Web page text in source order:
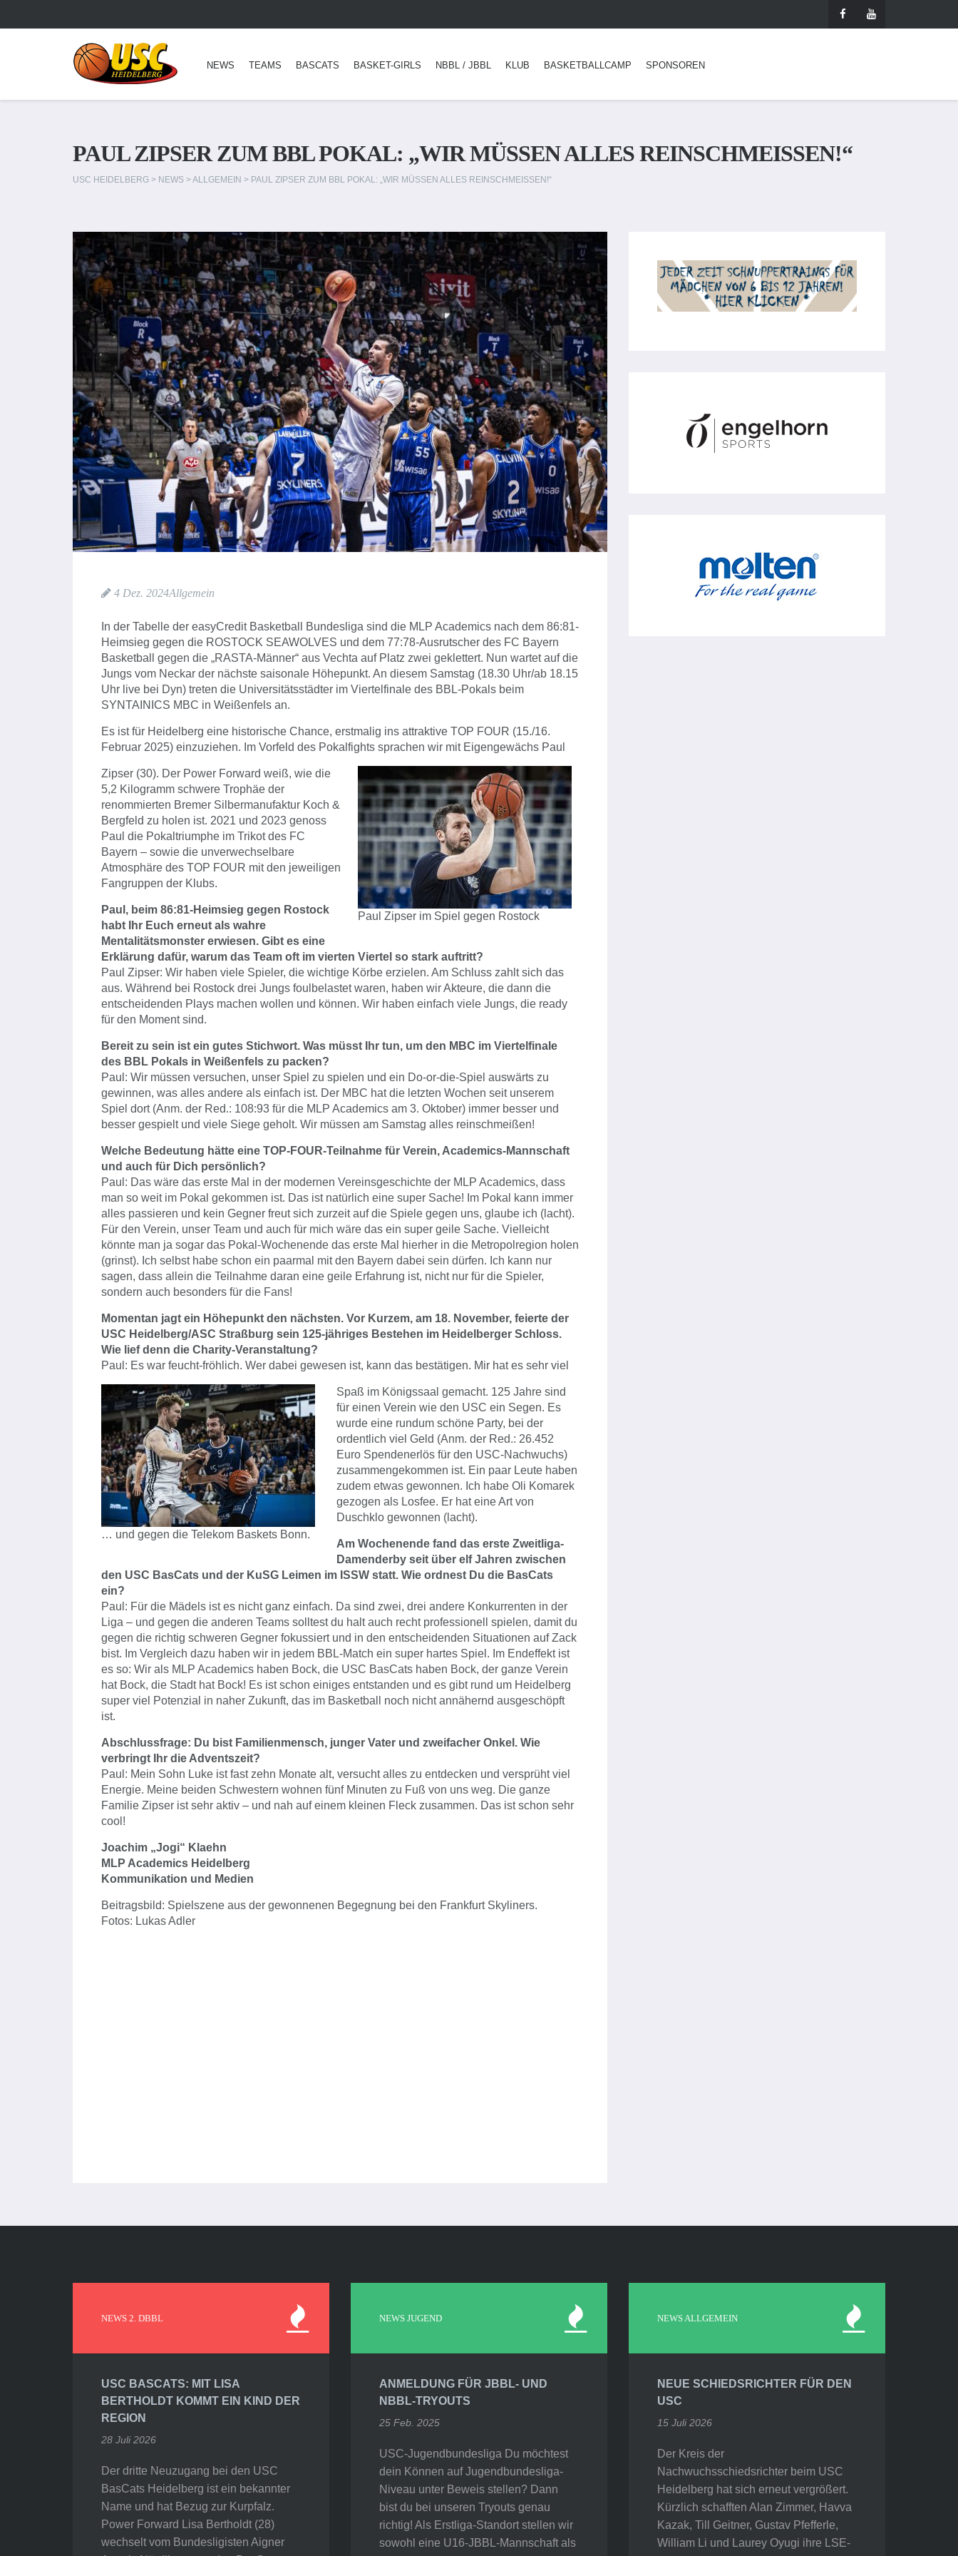
NEWS TEAMS BASCATS BASKET-GIRLS NBBL / JBBL KLUB BASKETBALLCAMP SPONSOREN
PAUL ZIPSER ZUM BBL POKAL: „WIR MÜSSEN ALLES REINSCHMEISSEN!“
USC HEIDELBERG > NEWS >ALLGEMEIN > PAUL ZIPSER ZUM BBL POKAL: „WIR MÜSSEN ALLES REINSCHMEISSEN!“
4 Dez. 2024Allgemein
In der Tabelle der easyCredit Basketball Bundesliga sind die MLP Academics nach dem 86:81-
Heimsieg gegen die ROSTOCK SEAWOLVES und dem 77:78-Ausrutscher des FC Bayern
Basketball gegen die „RASTA-Männer“ aus Vechta auf Platz zwei geklettert. Nun wartet auf die
Jungs vom Neckar der nächste saisonale Höhepunkt. An diesem Samstag (18.30 Uhr/ab 18.15
Uhr live bei Dyn) treten die Universitätsstädter im Viertelfinale des BBL-Pokals beim
SYNTAINICS MBC in Weißenfels an.
Es ist für Heidelberg eine historische Chance, erstmalig ins attraktive TOP FOUR (15./16.
Februar 2025) einzuziehen. Im Vorfeld des Pokalfights sprachen wir mit Eigengewächs Paul
Paul Zipser im Spiel gegen Rostock
Zipser (30). Der Power Forward weiß, wie die
5,2 Kilogramm schwere Trophäe der
renommierten Bremer Silbermanufaktur Koch &
Bergfeld zu holen ist. 2021 und 2023 genoss
Paul die Pokaltriumphe im Trikot des FC
Bayern – sowie die unverwechselbare
Atmosphäre des TOP FOUR mit den jeweiligen
Fangruppen der Klubs.
Paul, beim 86:81-Heimsieg gegen Rostock
habt Ihr Euch erneut als wahre
Mentalitätsmonster erwiesen. Gibt es eine
Erklärung dafür, warum das Team oft im vierten Viertel so stark auftritt?
Paul Zipser: Wir haben viele Spieler, die wichtige Körbe erzielen. Am Schluss zahlt sich das
aus. Während bei Rostock drei Jungs foulbelastet waren, haben wir Akteure, die dann die
entscheidenden Plays machen wollen und können. Wir haben einfach viele Jungs, die ready
für den Moment sind.
Bereit zu sein ist ein gutes Stichwort. Was müsst Ihr tun, um den MBC im Viertelfinale
des BBL Pokals in Weißenfels zu packen?
Paul: Wir müssen versuchen, unser Spiel zu spielen und ein Do-or-die-Spiel auswärts zu
gewinnen, was alles andere als einfach ist. Der MBC hat die letzten Wochen seit unserem
Spiel dort (Anm. der Red.: 108:93 für die MLP Academics am 3. Oktober) immer besser und
besser gespielt und viele Siege geholt. Wir müssen am Samstag alles reinschmeißen!
Welche Bedeutung hätte eine TOP-FOUR-Teilnahme für Verein, Academics-Mannschaft
und auch für Dich persönlich?
Paul: Das wäre das erste Mal in der modernen Vereinsgeschichte der MLP Academics, dass
man so weit im Pokal gekommen ist. Das ist natürlich eine super Sache! Im Pokal kann immer
alles passieren und kein Gegner freut sich zurzeit auf die Spiele gegen uns, glaube ich (lacht).
Für den Verein, unser Team und auch für mich wäre das ein super geile Sache. Vielleicht
könnte man ja sogar das Pokal-Wochenende das erste Mal hierher in die Metropolregion holen
(grinst). Ich selbst habe schon ein paarmal mit den Bayern dabei sein dürfen. Ich kann nur
sagen, dass allein die Teilnahme daran eine geile Erfahrung ist, nicht nur für die Spieler,
sondern auch besonders für die Fans!
Momentan jagt ein Höhepunkt den nächsten. Vor Kurzem, am 18. November, feierte der
USC Heidelberg/ASC Straßburg sein 125-jähriges Bestehen im Heidelberger Schloss.
Wie lief denn die Charity-Veranstaltung?
Paul: Es war feucht-fröhlich. Wer dabei gewesen ist, kann das bestätigen. Mir hat es sehr viel
… und gegen die Telekom Baskets Bonn.
Spaß im Königssaal gemacht. 125 Jahre sind
für einen Verein wie den USC ein Segen. Es
wurde eine rundum schöne Party, bei der
ordentlich viel Geld (Anm. der Red.: 26.452
Euro Spendenerlös für den USC-Nachwuchs)
zusammengekommen ist. Ein paar Leute haben
zudem etwas gewonnen. Ich habe Oli Komarek
gezogen als Losfee. Er hat eine Art von
Duschklo gewonnen (lacht).
Am Wochenende fand das erste Zweitliga-
Damenderby seit über elf Jahren zwischen
den USC BasCats und der KuSG Leimen im ISSW statt. Wie ordnest Du die BasCats
ein?
Paul: Für die Mädels ist es nicht ganz einfach. Da sind zwei, drei andere Konkurrenten in der
Liga – und gegen die anderen Teams solltest du halt auch recht professionell spielen, damit du
gegen die richtig schweren Gegner fokussiert und in den entscheidenden Situationen auf Zack
bist. Im Vergleich dazu haben wir in jedem BBL-Match ein super hartes Spiel. Im Endeffekt ist
es so: Wir als MLP Academics haben Bock, die USC BasCats haben Bock, der ganze Verein
hat Bock, die Stadt hat Bock! Es ist schon einiges entstanden und es gibt rund um Heidelberg
super viel Potenzial in naher Zukunft, das im Basketball noch nicht annähernd ausgeschöpft
ist.
Abschlussfrage: Du bist Familienmensch, junger Vater und zweifacher Onkel. Wie
verbringt Ihr die Adventszeit?
Paul: Mein Sohn Luke ist fast zehn Monate alt, versucht alles zu entdecken und versprüht viel
Energie. Meine beiden Schwestern wohnen fünf Minuten zu Fuß von uns weg. Die ganze
Familie Zipser ist sehr aktiv – und nah auf einem kleinen Fleck zusammen. Das ist schon sehr
cool!
Joachim „Jogi“ Klaehn
MLP Academics Heidelberg
Kommunikation und Medien
Beitragsbild: Spielszene aus der gewonnenen Begegnung bei den Frankfurt Skyliners.
Fotos: Lukas Adler
NEWS 2. DBBL
USC BASCATS: MIT LISA
BERTHOLDT KOMMT EIN KIND DER
REGION
28 Juli 2026
Der dritte Neuzugang bei den USC
BasCats Heidelberg ist ein bekannter
Name und hat Bezug zur Kurpfalz.
Power Forward Lisa Bertholdt (28)
wechselt vom Bundesligisten Aigner
NEWS JUGEND
ANMELDUNG FÜR JBBL- UND
NBBL-TRYOUTS
25 Feb. 2025
USC-Jugendbundesliga Du möchtest
dein Können auf Jugendbundesliga-
Niveau unter Beweis stellen? Dann
bist du bei unseren Tryouts genau
richtig! Als Erstliga-Standort stellen wir
sowohl eine U16-JBBL-Mannschaft als
NEWS ALLGEMEIN
NEUE SCHIEDSRICHTER FÜR DEN
USC
15 Juli 2026
Der Kreis der
Nachwuchsschiedsrichter beim USC
Heidelberg hat sich erneut vergrößert.
Kürzlich schafften Alan Zimmer, Havva
Kazak, Till Geitner, Gustav Pfefferle,
William Li und Laurey Oyugi ihre LSE-